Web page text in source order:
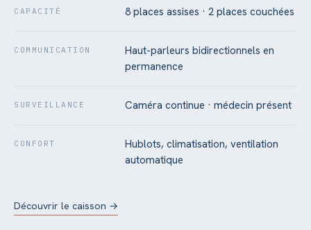
CAPACITÉ 8 places assises · 2 places couchées
COMMUNICATION
Haut-parleurs bidirectionnels en
permanence
SURVEILLANCE Caméra continue · médecin présent
CONFORT
Hublots, climatisation, ventilation
automatique
Découvrir le caisson →